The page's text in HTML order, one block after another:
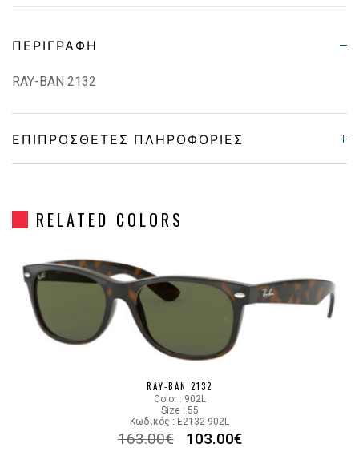
ΠΕΡΙΓΡΑΦΉ
RAY-BAN 2132
ΕΠΙΠΡΌΣΘΕΤΕΣ ΠΛΗΡΟΦΟΡΊΕΣ
Material Κοκκάλινο
Color
Lens Color BLUE
Color code 6432R5
RELATED COLORS
RAY-BAN 2132
Color : 902L
Size : 55
Κωδικός : E2132-902L
163.00€ 103.00€